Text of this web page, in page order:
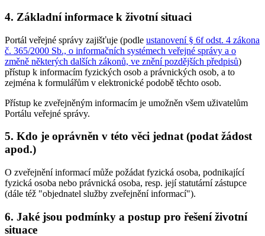
4. Základní informace k životní situaci
Portál veřejné správy zajišťuje (podle ustanovení § 6f odst. 4 zákona
č. 365/2000 Sb., o informačních systémech veřejné správy a o
změně některých dalších zákonů, ve znění pozdějších předpisů)
přístup k informacím fyzických osob a právnických osob, a to
zejména k formulářům v elektronické podobě těchto osob.
Přístup ke zveřejněným informacím je umožněn všem uživatelům
Portálu veřejné správy.
5. Kdo je oprávněn v této věci jednat (podat žádost
apod.)
O zveřejnění informací může požádat fyzická osoba, podnikající
fyzická osoba nebo právnická osoba, resp. její statutární zástupce
(dále též "objednatel služby zveřejnění informací").
6. Jaké jsou podmínky a postup pro řešení životní
situace